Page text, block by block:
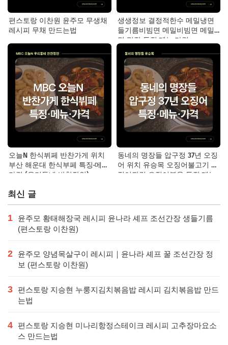
편스토랑 이찬원 윤주모 무생채
레시피 무채 만드는법
생생정보 결정적한수 메밀냉면
들기름비빔면 메밀비빔면 메밀
면 맛집 특징·메뉴·가격
오늘N 한식뷔페 반찬가게 위치
부산 해운대 한식부페 특징·메뉴·
가격 (우리동네 반찬장인)
동네의 명장들 압구정 37년 오징
어 위치 유승목 오징어불고기 오
징어튀김 오징어볶음 특징·메뉴·
최신 글
1
윤주모 황태해장국 레시피 윤나라 셰프 조선간장 생들기름
(편스토랑 이찬원)
2
윤주모 양념목살구이 레시피｜윤나라 셰프 꿀 조선간장 정
보 (편스토랑 이찬원)
3
편스토랑 지승현 누룽지김치볶음밥 레시피 김치볶음밥 만드
는법
4
편스토랑 지승현 미나리항정스테이크 레시피 고추장마요소
스 만드는법